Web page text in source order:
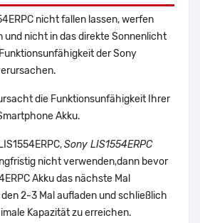
nicht fallen lassen, werfen
und nicht in das direkte Sonnenlicht
der Sony
die Funktionsunfähigkeit Ihrer
Akku.
Sony LIS1554ERPC
nicht verwenden,dann bevor
Akku das nächste Mal
2-3 Mal aufladen und schließlich
Kapazität zu erreichen.